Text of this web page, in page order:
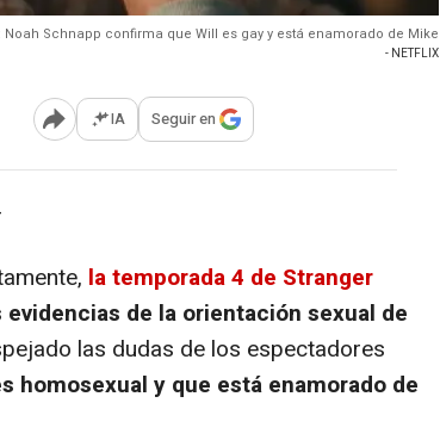
Noah Schnapp confirma que Will es gay y está enamorado de Mike
- NETFLIX
Abrir opciones para compartir
IA Seguir en
la temporada 4 de Stranger
evidencias de la orientación sexual de
las dudas de los espectadores
homosexual y que está enamorado de